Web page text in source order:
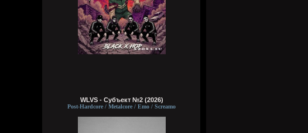
WLVS - Субъект №2 (2026)
Post-Hardcore / Metalcore / Emo / Screamo